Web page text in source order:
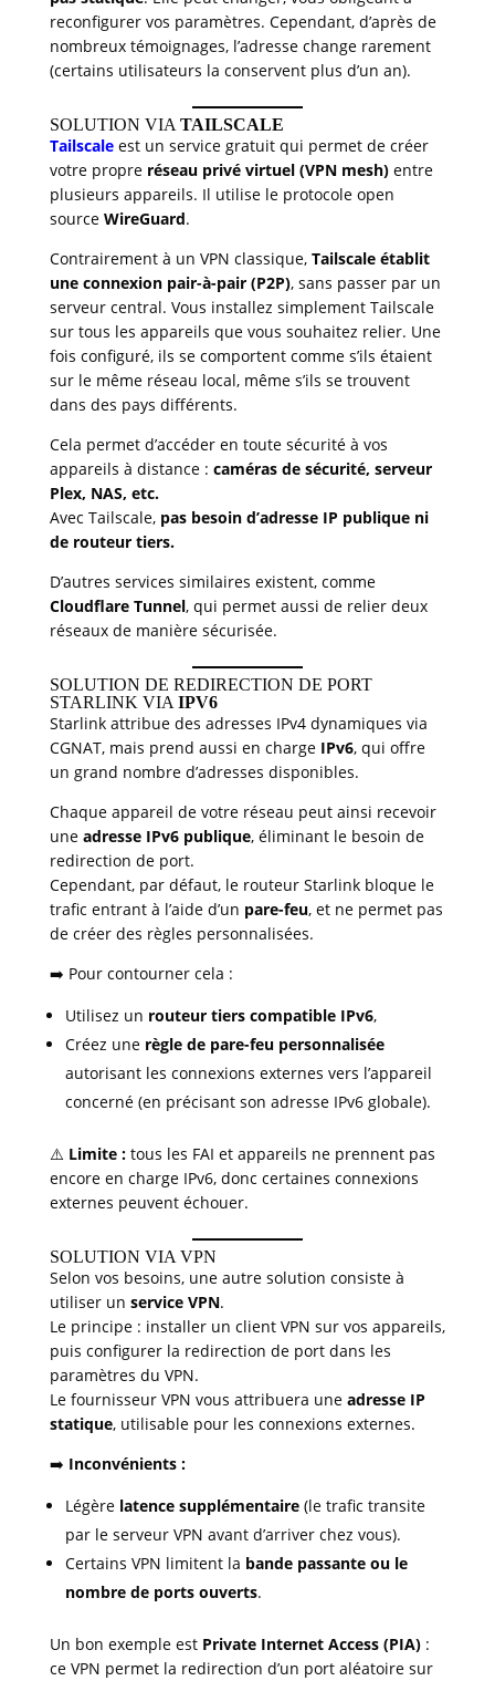
reconfigurer vos paramètres. Cependant, d’après de
nombreux témoignages, l’adresse change rarement
(certains utilisateurs la conservent plus d’un an).
SOLUTION VIA TAILSCALE
Tailscaleest un service gratuit qui permet de créer
votre propre réseau privé virtuel (VPN mesh)entre
plusieurs appareils. Il utilise le protocole open
source WireGuard.
Contrairement à un VPN classique, Tailscale établit
une connexion pair-à-pair (P2P), sans passer par un
serveur central. Vous installez simplement Tailscale
sur tous les appareils que vous souhaitez relier. Une
fois configuré, ils se comportent comme s’ils étaient
sur le même réseau local, même s’ils se trouvent
dans des pays différents.
Cela permet d’accéder en toute sécurité à vos
appareils à distance : caméras de sécurité, serveur
Plex, NAS, etc.
Avec Tailscale, pas besoin d’adresse IP publique ni
de routeur tiers.
D’autres services similaires existent, comme
Cloudflare Tunnel, qui permet aussi de relier deux
réseaux de manière sécurisée.
SOLUTION DE REDIRECTION DE PORT
STARLINK VIA IPV6
Starlink attribue des adresses IPv4 dynamiques via
CGNAT, mais prend aussi en charge IPv6, qui offre
un grand nombre d’adresses disponibles.
Chaque appareil de votre réseau peut ainsi recevoir
une adresse IPv6 publique, éliminant le besoin de
redirection de port.
Cependant, par défaut, le routeur Starlink bloque le
trafic entrant à l’aide d’un pare-feu, et ne permet pas
de créer des règles personnalisées.
➡️ Pour contourner cela :
Utilisez un routeur tiers compatible IPv6,
Créez une règle de pare-feu personnalisée
autorisant les connexions externes vers l’appareil
concerné (en précisant son adresse IPv6 globale).
⚠️ Limite :tous les FAI et appareils ne prennent pas
encore en charge IPv6, donc certaines connexions
externes peuvent échouer.
SOLUTION VIA VPN
Selon vos besoins, une autre solution consiste à
utiliser un service VPN.
Le principe : installer un client VPN sur vos appareils,
puis configurer la redirection de port dans les
paramètres du VPN.
Le fournisseur VPN vous attribuera une adresse IP
statique, utilisable pour les connexions externes.
➡️ Inconvénients :
Légère latence supplémentaire(le trafic transite
par le serveur VPN avant d’arriver chez vous).
Certains VPN limitent la bande passante ou le
nombre de ports ouverts.
Un bon exemple est Private Internet Access (PIA):
ce VPN permet la redirection d’un port aléatoire sur